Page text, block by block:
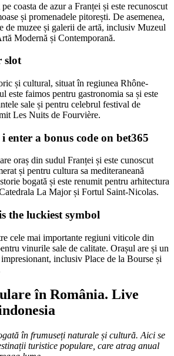
coasta de azur a Franței și este recunoscut
și promenadele pitorești. De asemenea,
de muzee și galerii de artă, inclusiv Muzeul
Modernă și Contemporană.
slot
și cultural, situat în regiunea Rhône-
este faimos pentru gastronomia sa și este
sale și pentru celebrul festival de
Les Nuits de Fourvière.
a bonus code on bet365
oraș din sudul Franței și este cunoscut
și pentru cultura sa mediteraneană
bogată și este renumit pentru arhitectura
La Major și Fortul Saint-Nicolas.
the luckiest symbol
cele mai importante regiuni viticole din
vinurile sale de calitate. Orașul are și un
inclusiv Place de la Bourse și
în România. Live
în frumuseți naturale și cultură. Aici se
turistice populare, care atrag anual